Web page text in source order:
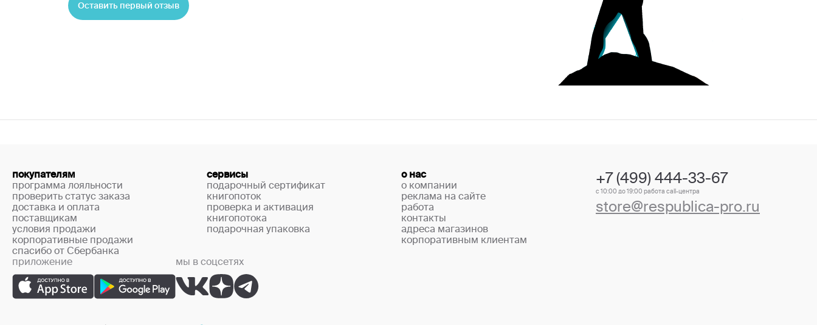
Оставить первый отзыв
покупателям
программа лояльности
проверить статус заказа
доставка и оплата
поставщикам
условия продажи
корпоративные продажи
спасибо от Сбербанка
сервисы
подарочный сертификат
книгопоток
проверка и активация
книгопотока
подарочная упаковка
о нас
о компании
реклама на сайте
работа
контакты
адреса магазинов
корпоративным клиентам
+7 (499) 444-33-67
с 10:00 до 19:00 работа call-центра
store@respublica-pro.ru
приложение мы в соцсетях